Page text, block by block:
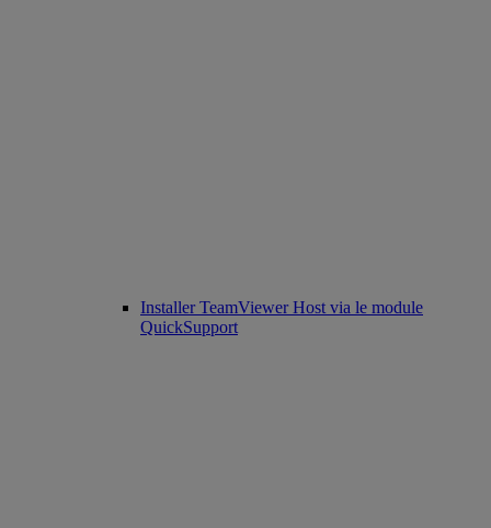
Installer TeamViewer Host via le module
QuickSupport